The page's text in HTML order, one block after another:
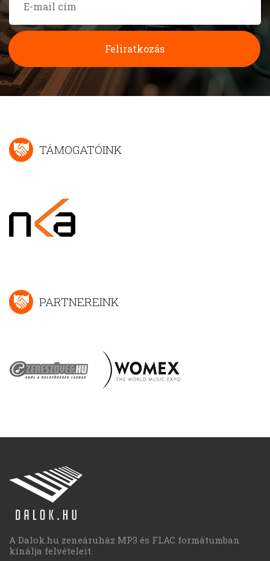
Feliratkozás
TÁMOGATÓINK
PARTNEREINK
A Dalok.hu zeneáruház MP3 és FLAC formátumban
kínálja felvételeit.